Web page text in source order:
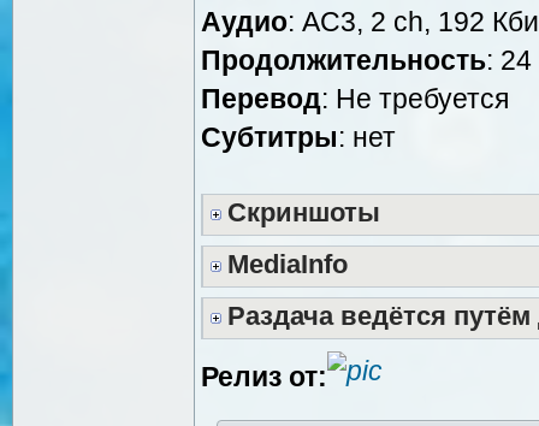
Аудио: AC3, 2 ch, 192
Продолжительность:
Перевод: Не требуется
Cубтитры: нет
Скриншоты
MediaInfo
Раздача ведётся
Релиз от: